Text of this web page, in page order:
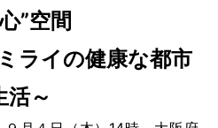
”空間
ライの健康な都市
活～